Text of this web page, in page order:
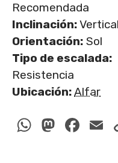
Recomendada
Inclinación:Vertical
Orientación: Sol
Tipo de escalada:
Resistencia
Ubicación:Alfar